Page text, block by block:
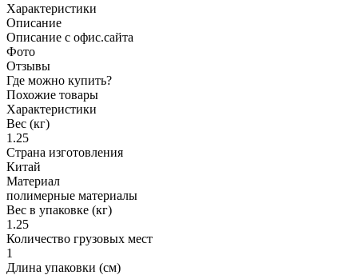
Характеристики
Описание
Описание с офис.сайта
Фото
Отзывы
Где можно купить?
Похожие товары
Характеристики
Вес (кг)
1.25
Страна изготовления
Китай
Материал
полимерные материалы
Вес в упаковке (кг)
1.25
Количество грузовых мест
1
Длина упаковки (см)